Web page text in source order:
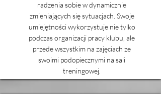
radzenia sobie w dynamicznie
zmieniających się sytuacjach. Swoje
umiejętności wykorzystuje nie tylko
podczas organizacji pracy klubu, ale
przede wszystkim na zajęciach ze
swoimi podopiecznymi na sali
treningowej.